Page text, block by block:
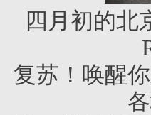
四月初的北
复苏！ 唤醒